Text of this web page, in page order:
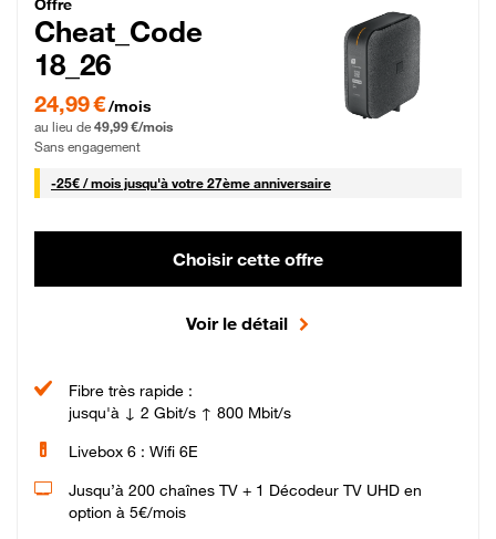
Cheat_Code Fibre_18_26
Offre
Cheat_Code
18_26
24,99 € par mois pendant 0 mois puis 49,99 € par mois, Sans engagement
24,99 €/mois
au lieu de 49,99 €/mois
Sans engagement
-25€ / mois25 € par mois
jusqu'à votre 27ème anniversaire
Choisir cette offre
Voir le détail
Fibre très rapide :
jusqu'à ↓ 2 Gbit/s ↑ 800 Mbit/s
Livebox 6 : Wifi 6E
Jusqu’à 200 chaînes TV + 1 Décodeur TV UHD en
option à 5€/mois